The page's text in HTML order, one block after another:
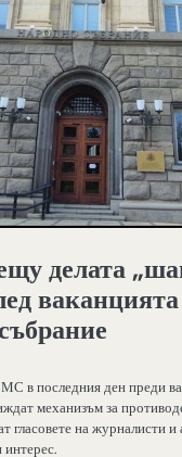
делата
в последния ден преди
механизъм за
гласовете на журналисти и